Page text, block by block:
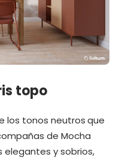
topo
los tonos neutros que
de Mocha
elegantes y sobrios,